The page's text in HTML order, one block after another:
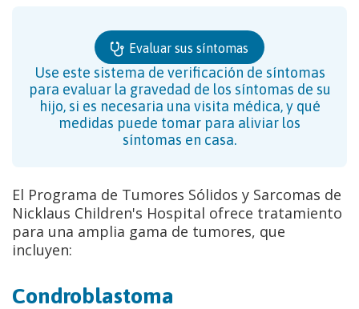
Evaluar sus síntomas
Use este sistema de verificación de síntomas
para evaluar la gravedad de los síntomas de su
hijo, si es necesaria una visita médica, y qué
medidas puede tomar para aliviar los
síntomas en casa.
El Programa de Tumores Sólidos y Sarcomas de
Nicklaus Children's Hospital ofrece tratamiento
para una amplia gama de tumores, que
incluyen:
Condroblastoma